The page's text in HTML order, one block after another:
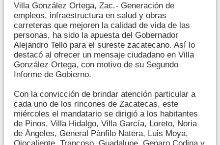
Villa González Ortega, Zac.- Generación de
empleos, infraestructura en salud y obras
carreteras que mejoren la calidad de vida de las
personas, ha sido la apuesta del Gobernador
Alejandro Tello para el sureste zacatecano. Así lo
destacó al ofrecer un mensaje ciudadano en Villa
González Ortega, con motivo de su Segundo
Informe de Gobierno.
Con la convicción de brindar atención particular a
cada uno de los rincones de Zacatecas, este
miércoles el mandatario se dirigió a los habitantes
de Pinos, Villa Hidalgo, Villa García, Loreto, Noria
de Ángeles, General Pánfilo Natera, Luis Moya,
Ojocaliente, Trancoso, Guadalupe, Genaro Codina y